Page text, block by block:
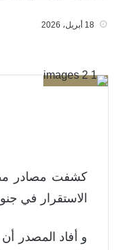
18 أبريل، 2026
كشفت مصادر
الاستقرار في
و أفاد المصدر